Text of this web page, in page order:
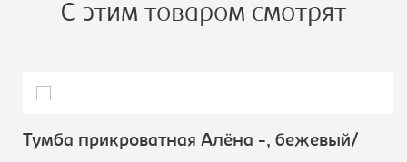
С этим товаром смотрят
Тумба прикроватная Алёна -, бежевый/